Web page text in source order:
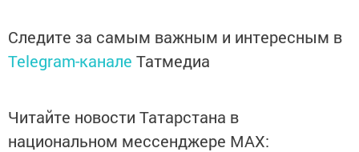
Следите за самым важным и интересным в
Telegram-канале Татмедиа
Читайте новости Татарстана в
национальном мессенджере MАХ: